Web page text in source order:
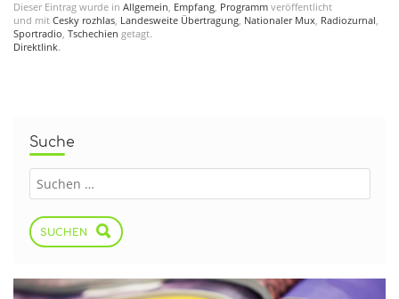
Dieser Eintrag wurde in Allgemein, Empfang, Programm veröffentlicht
und mit Cesky rozhlas, Landesweite Übertragung, Nationaler Mux, Radiozurnal,
Sportradio, Tschechien getagt.
Direktlink.
Suche
SUCHEN